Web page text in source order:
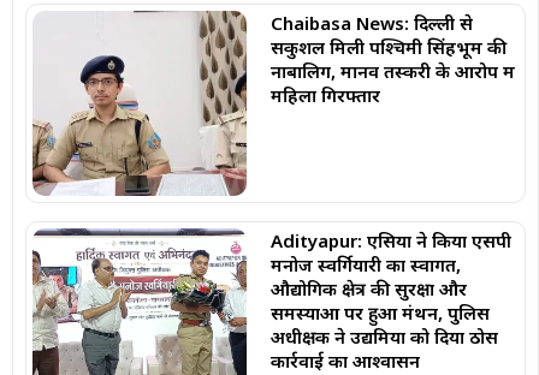
Chaibasa News: दिल्ली से
सकुशल मिली पश्चिमी सिंहभूम की
नाबालिग, मानव तस्करी के आरोप में
महिला गिरफ्तार
Adityapur: एसिया ने किया एसपी
मनोज स्वर्गियारी का स्वागत,
औद्योगिक क्षेत्र की सुरक्षा और
समस्याओं पर हुआ मंथन, पुलिस
अधीक्षक ने उद्यमियों को दिया ठोस
कार्रवाई का आश्वासन